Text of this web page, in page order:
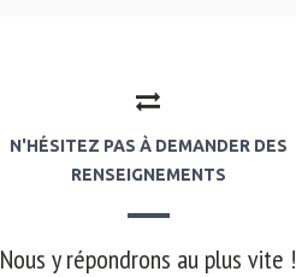
N'HÉSITEZ PAS À DEMANDER DES
RENSEIGNEMENTS
Nous y répondrons au plus vite !